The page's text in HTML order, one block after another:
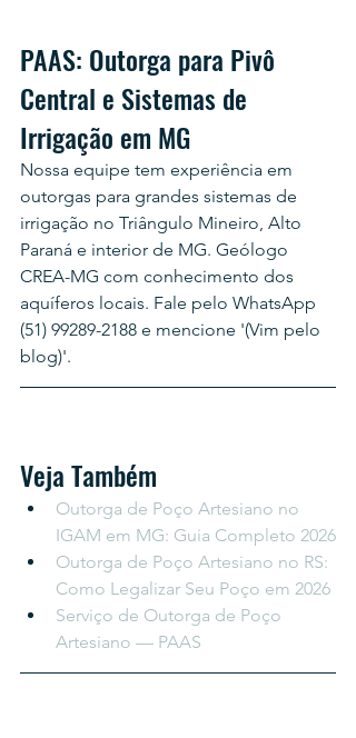
PAAS: Outorga para Pivô
Central e Sistemas de
Irrigação em MG
Nossa equipe tem experiência em
outorgas para grandes sistemas de
irrigação no Triângulo Mineiro, Alto
Paraná e interior de MG. Geólogo
CREA-MG com conhecimento dos
aquíferos locais. Fale pelo WhatsApp
(51) 99289-2188 e mencione '(Vim pelo
blog)'.
Veja Também
Outorga de Poço Artesiano no
IGAM em MG: Guia Completo 2026
Outorga de Poço Artesiano no RS:
Como Legalizar Seu Poço em 2026
Serviço de Outorga de Poço
Artesiano — PAAS